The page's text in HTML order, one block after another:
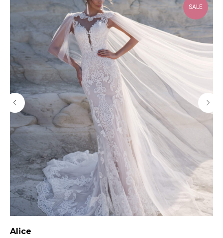
SALE
Alice